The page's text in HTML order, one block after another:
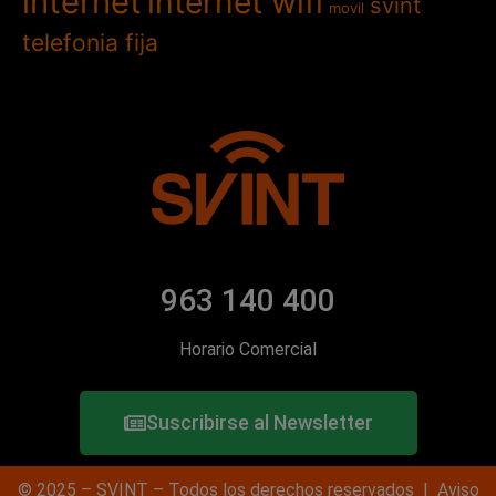
movil svint
telefonia fija
963 140 400
Horario Comercial
Suscribirse al Newsletter
© 2025 – SVINT – Todos los derechos reservados | Aviso